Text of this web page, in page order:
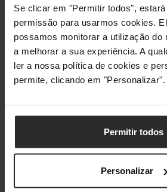
Se clicar em "Permitir todos",
permissão para usarmos cookies.
possamos monitorar a utilização do
a melhorar a sua experiência. A
ler a nossa política de cookies e
permite, clicando em "Personalizar".
Permitir todos
Personalizar
Série do Produto
Product Series/Família
Âmbito da Entrega
Classificações